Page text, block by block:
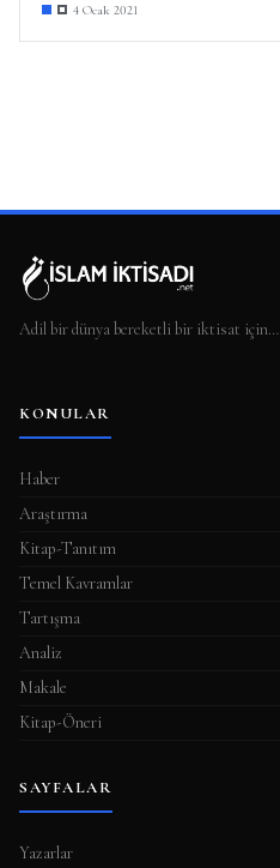
4 Ocak 2021
Adil bir dünya bereketli bir iktisat için…
KONULAR
Haber
Araştırma
Kitap-Tanıtım
Temel Kavramlar
Tartışma
Analiz
Makale
Kitap-Öneri
SAYFALAR
Yazarlar